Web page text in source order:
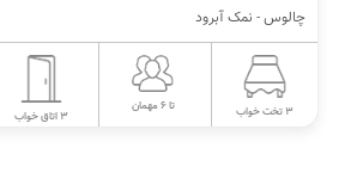
چالوس - نمک آبرود
3 تخت خواب تا 6 مهمان
3 اتاق خواب